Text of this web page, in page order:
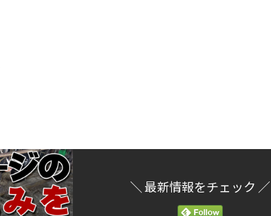
＼ 最新情報をチェック ／